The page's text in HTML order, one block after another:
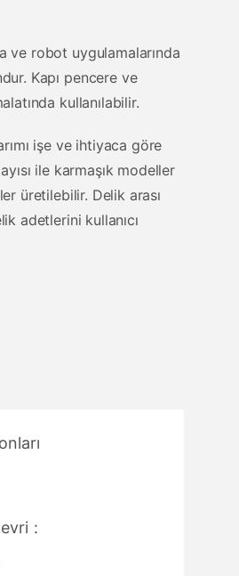
ve robot uygulamalarında
Kapı pencere ve
kullanılabilir.
işe ve ihtiyaca göre
ile karmaşık modeller
üretilebilir. Delik arası
adetlerini kullanıcı
devri :